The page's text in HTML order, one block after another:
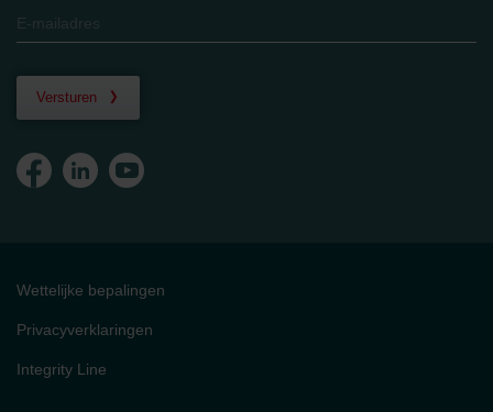
Versturen
Wettelijke bepalingen
Privacyverklaringen
Integrity Line